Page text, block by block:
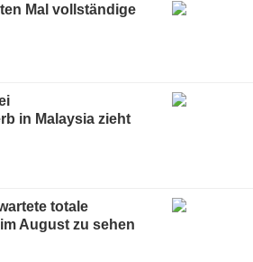
Mal vollständige
in Malaysia zieht
totale
August zu sehen